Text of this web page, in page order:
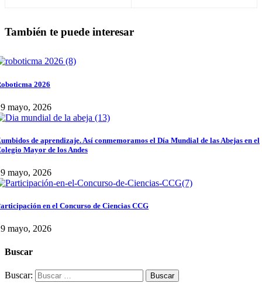
También te puede interesar
2026
mayo, 2026
de aprendizaje. Así conmemoramos el Día Mundial de las Abejas en el
Mayor de los Andes
mayo, 2026
en el Concurso de Ciencias CCG
mayo, 2026
Buscar
Buscar: